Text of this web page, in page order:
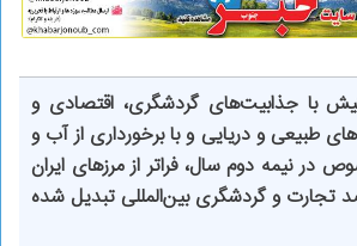
کیش با جذابیت‌های گردشگری، اقتصادی و
طبیعی و دریایی و با برخورداری از آب و
نیمه دوم سال، فراتر از مرزهای ایران
تجارت و گردشگری بین‌المللی تبدیل شده